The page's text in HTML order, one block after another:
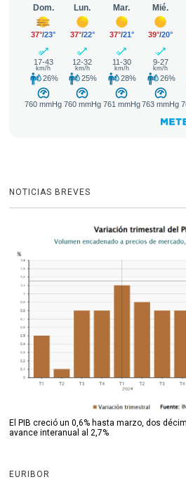
NOTICIAS BREVES
El PIB creció un 0,6% hasta marzo, dos
avance interanual al 2,7%
EURIBOR